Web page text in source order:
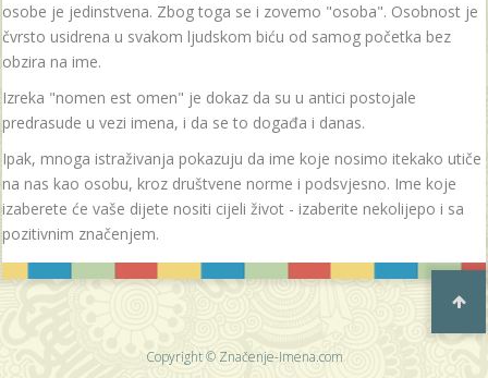
osobe je jedinstvena. Zbog toga se i zovemo "osoba". Osobnost je
čvrsto usidrena u svakom ljudskom biću od samog početka bez
obzira na ime.
Izreka "nomen est omen" je dokaz da su u antici postojale
predrasude u vezi imena, i da se to događa i danas.
Ipak, mnoga istraživanja pokazuju da ime koje nosimo itekako utiče
na nas kao osobu, kroz društvene norme i podsvjesno. Ime koje
izaberete će vaše dijete nositi cijeli život - izaberite nekolijepo i sa
pozitivnim značenjem.
Copyright © Značenje-Imena.com